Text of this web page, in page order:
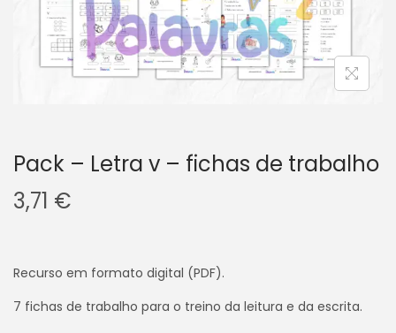
e
g
a
o
t
e
ú
Pack – Letra v – fichas de trabalho
3,71 €
Recurso em formato digital (PDF).
7 fichas de trabalho para o treino da leitura e da escrita.